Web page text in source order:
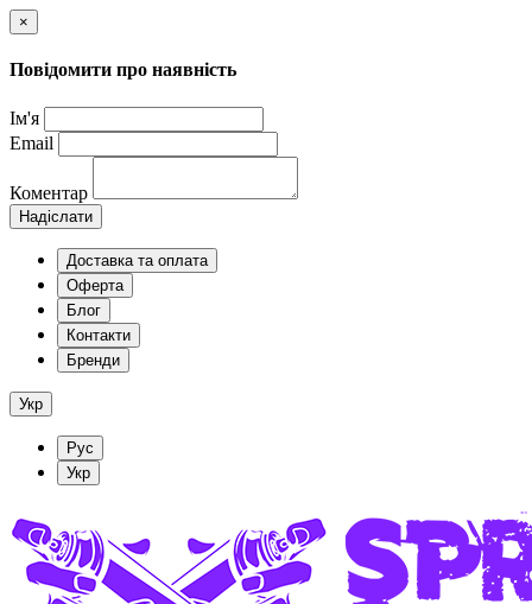
×
Повідомити про наявність
Ім'я
Email
Коментар
Надіслати
Доставка та оплата
Оферта
Блог
Контакти
Бренди
Укр
Рус
Укр